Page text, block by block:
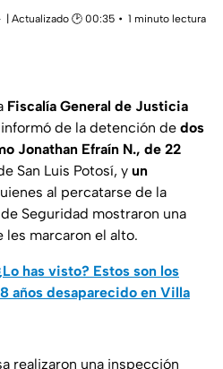
| Actualizado 🕑 00:35
1 minuto lectura
Fiscalía General de Justicia
informó de la detención de dos
Jonathan Efraín N., de 22
San Luis Potosí, y un
al percatarse de la
Seguridad mostraron una
marcaron el alto.
has visto? Estos son los
años desaparecido en Villa
realizaron una inspección